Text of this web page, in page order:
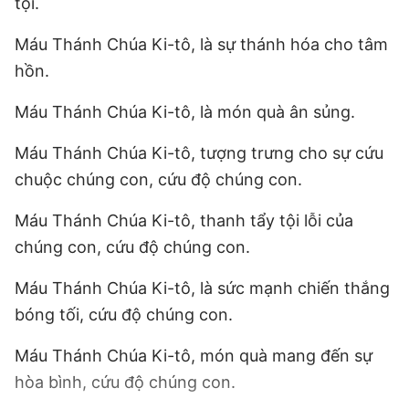
Máu Thánh Chúa Ki-tô, là sự thánh hóa cho tâm
hồn.
Máu Thánh Chúa Ki-tô, là món quà ân sủng.
Máu Thánh Chúa Ki-tô, tượng trưng cho sự cứu
chuộc chúng con, cứu độ chúng con.
Máu Thánh Chúa Ki-tô, thanh tẩy tội lỗi của
chúng con, cứu độ chúng con.
Máu Thánh Chúa Ki-tô, là sức mạnh chiến thắng
bóng tối, cứu độ chúng con.
Máu Thánh Chúa Ki-tô, món quà mang đến sự
hòa bình, cứu độ chúng con.